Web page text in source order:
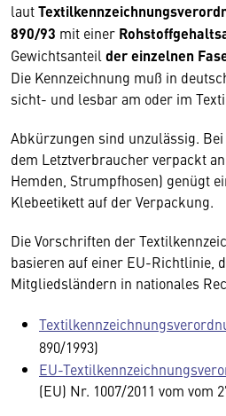
laut
890/93 mit einer
Gewichtsanteil der einzelnen
Die Kennzeichnung muß in
sicht- und lesbar am oder im
Abkürzungen sind unzulässig.
dem Letztverbraucher verpackt
Hemden, Strumpfhosen) genügt
Klebeetikett auf der Verpackung.
Die Vorschriften der
basieren auf einer EU-Richtlinie,
Mitgliedsländern in nationales
890/1993)
EU-
(EU) Nr. 1007/2011 vom vom